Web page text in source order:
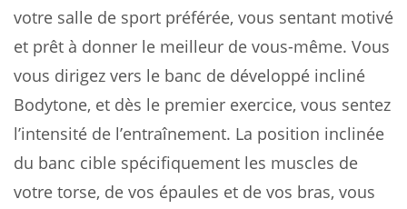
votre salle de sport préférée, vous sentant motivé
et prêt à donner le meilleur de vous-même. Vous
vous dirigez vers le banc de développé incliné
Bodytone, et dès le premier exercice, vous sentez
l’intensité de l’entraînement. La position inclinée
du banc cible spécifiquement les muscles de
votre torse, de vos épaules et de vos bras, vous